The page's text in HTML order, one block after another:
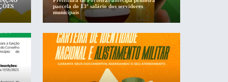
parcela do 13º salário dos servidores
municipais